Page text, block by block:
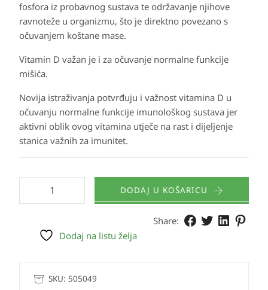
fosfora iz probavnog sustava te održavanje njihove
ravnoteže u organizmu, što je direktno povezano s
očuvanjem koštane mase.
Vitamin D važan je i za očuvanje normalne funkcije
mišića.
Novija istraživanja potvrđuju i važnost vitamina D u
očuvanju normalne funkcije imunološkog sustava jer
aktivni oblik ovog vitamina utječe na rast i dijeljenje
stanica važnih za imunitet.
DODAJ U KOŠARICU
Share:
Dodaj na listu želja
SKU: 505049